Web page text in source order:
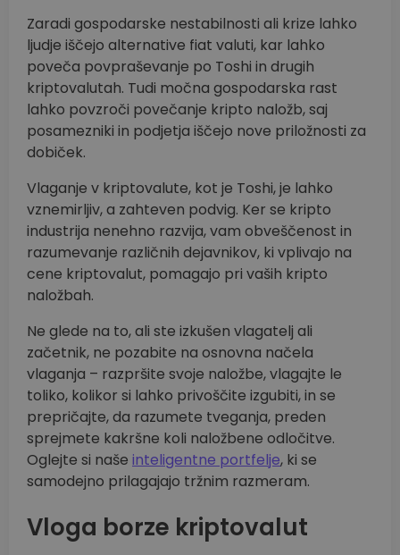
Zaradi gospodarske nestabilnosti ali krize lahko
ljudje iščejo alternative fiat valuti, kar lahko
poveča povpraševanje po Toshi in drugih
kriptovalutah. Tudi močna gospodarska rast
lahko povzroči povečanje kripto naložb, saj
posamezniki in podjetja iščejo nove priložnosti za
dobiček.
Vlaganje v kriptovalute, kot je Toshi, je lahko
vznemirljiv, a zahteven podvig. Ker se kripto
industrija nenehno razvija, vam obveščenost in
razumevanje različnih dejavnikov, ki vplivajo na
cene kriptovalut, pomagajo pri vaših kripto
naložbah.
Ne glede na to, ali ste izkušen vlagatelj ali
začetnik, ne pozabite na osnovna načela
vlaganja – razpršite svoje naložbe, vlagajte le
toliko, kolikor si lahko privoščite izgubiti, in se
prepričajte, da razumete tveganja, preden
sprejmete kakršne koli naložbene odločitve.
Oglejte si naše inteligentne portfelje, ki se
samodejno prilagajajo tržnim razmeram.
Vloga borze kriptovalut